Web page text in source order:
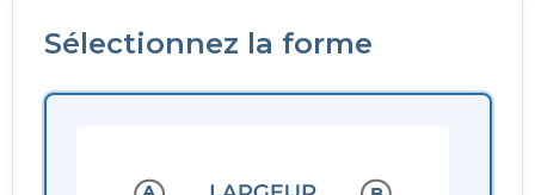
Sélectionnez la forme